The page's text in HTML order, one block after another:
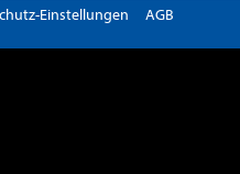
Einstellungen AGB